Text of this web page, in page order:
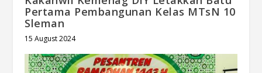
Pertama Pembangunan Kelas MTsN 10
Sleman
15 August 2024